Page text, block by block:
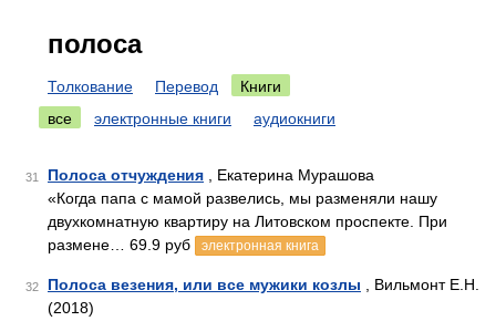
полоса
Толкование Перевод
Книги
все
электронные книги аудиокниги
31 Полоса отчуждения , Екатерина Мурашова
«Когда папа с мамой развелись, мы разменяли нашу
двухкомнатную квартиру на Литовском проспекте. При
размене… 69.9 руб
электронная книга
32 Полоса везения, или все мужики козлы , Вильмонт Е.Н.
(2018)